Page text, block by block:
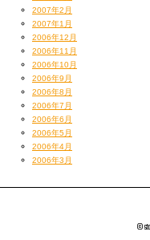
2007年2月
2007年1月
2006年12月
2006年11月
2006年10月
2006年9月
2006年8月
2006年7月
2006年6月
2006年5月
2006年4月
2006年3月
©